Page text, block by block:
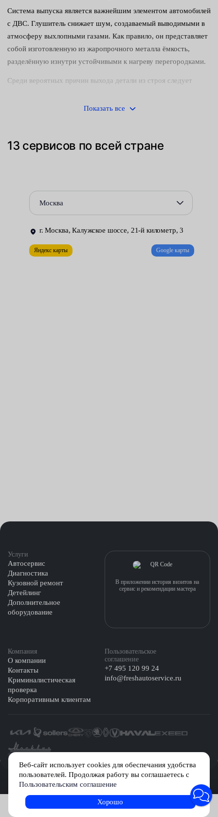
Система выпуска является важнейшим элементом автомобилей
с ДВС. Глушитель снижает шум, создаваемый выводимыми в
атмосферу выхлопными газами. Как правило, он представляет
собой изготовленную из жаропрочного металла ёмкость,
разделённую изнутри устойчивыми к нагреву перегородками.
Среди вероятных причин выхода детали из строя следует
механические повреждения;
естественную выработку ресурса.
можно по ряду симптомов:
Появлению характерного шума, усиливающегося при
увеличении оборотов двигателя.
Неприятному запаху. Через образовавшиеся отверстия и
Показать все
Записаться на услугу
13 сервисов по всей стране
Москва
г. Москва, Калужское шоссе, 21-й километр, 3
Яндекс карты Google карты
Веб-сайт использует cookies для обеспечания удобства
пользователей. Продолжая работу вы соглашаетесь с
Пользовательским соглашение
Хорошо
Услуги
Автосервис
Диагностика
Кузовной ремонт
Детейлинг
Дополнительное
оборудование
Компания
О компании
Контакты
Криминалистическая
проверка
Корпоративным клиентам
Пользовательское
соглашение
+7 495 120 99 24
info@freshautoservice.ru
В приложении история визитов на
сервис и рекомендации мастера
©️ 2026 Fresh Auto
Сетевое издание «Первый автомобильный маркетплейс» зарегистрировано
Решением Федеральной службы по надзору в сфере связи, информационных
технологий и массовых коммуникаций (Роскомнадзор) № Эл № ФС77-84512 от
29 декабря 2022 г.
Учредитель: Общество с ограниченной ответственностью «МБ-Авто»
Главный редактор: Камышникова Анастасия Игоревна